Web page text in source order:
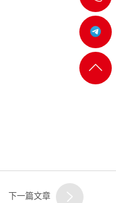
机
客服
返回
下一篇文章